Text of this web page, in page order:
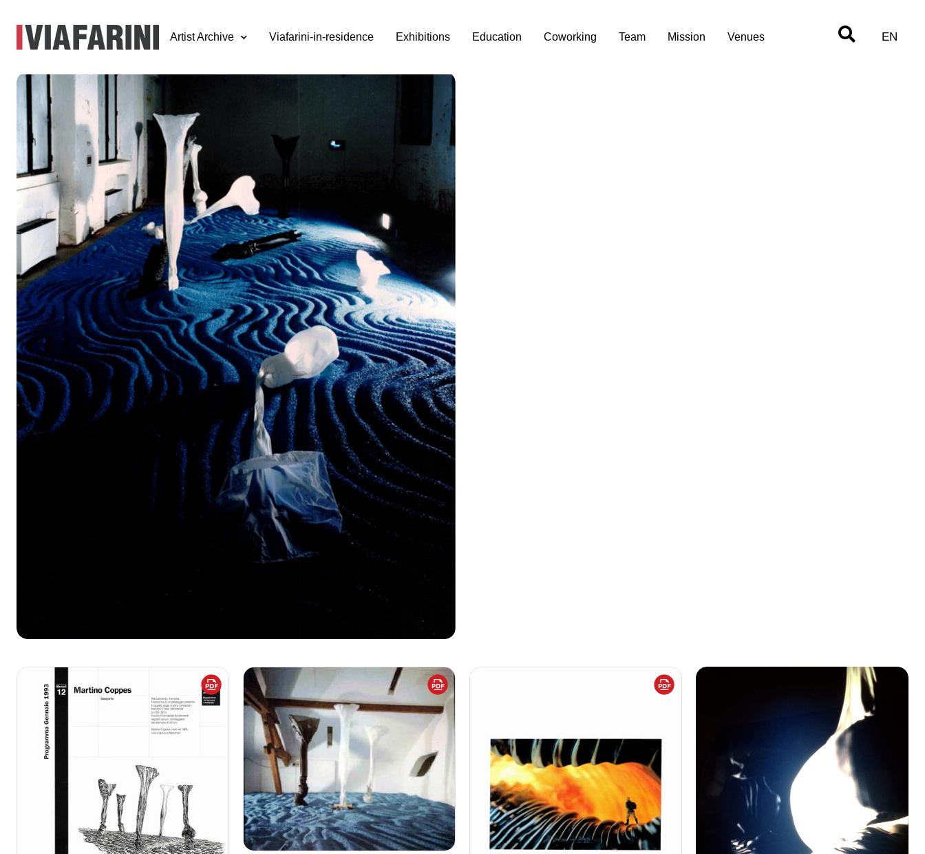
Artist Archive Viafarini-in-residence Exhibitions Education Coworking Team Mission Venues EN
Martino Coppes,
Geografia
12 gennaio - 7 febbraio 1993